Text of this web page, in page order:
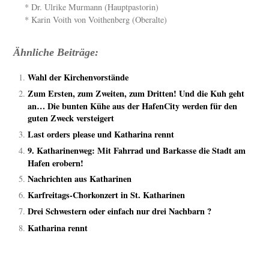
* Dr. Ulrike Murmann (Hauptpastorin)
* Karin Voith von Voithenberg (Oberalte)
Ähnliche Beiträge:
Wahl der Kirchenvorstände
Zum Ersten, zum Zweiten, zum Dritten! Und die Kuh geht
an… Die bunten Kühe aus der HafenCity werden für den
guten Zweck versteigert
Last orders please und Katharina rennt
9. Katharinenweg: Mit Fahrrad und Barkasse die Stadt am
Hafen erobern!
Nachrichten aus Katharinen
Karfreitags-Chorkonzert in St. Katharinen
Drei Schwestern oder einfach nur drei Nachbarn ?
Katharina rennt